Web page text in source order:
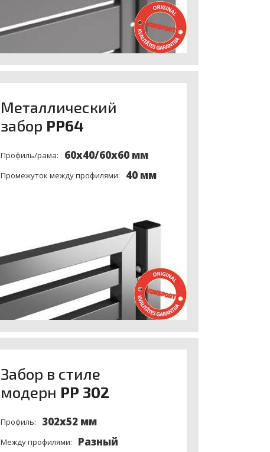
Meталлический
забор PP64
Профиль/рама: 60x40/60x60 мм
Промежуток между профилями: 40 мм
Забор в стиле
модерн PP 302
Профиль: 302х52 мм
Между профилями: Разный